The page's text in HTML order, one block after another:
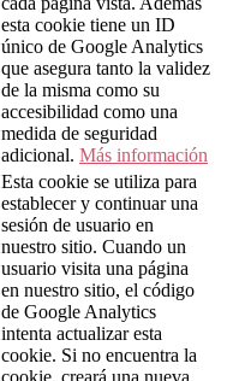
esta cookie tiene un ID
único de Google Analytics
que asegura tanto la validez
de la misma como su
accesibilidad como una
medida de seguridad
adicional. Más información
Esta cookie se utiliza para
establecer y continuar una
sesión de usuario en
nuestro sitio. Cuando un
usuario visita una página
en nuestro sitio, el código
de Google Analytics
intenta actualizar esta
cookie. Si no encuentra la
cookie, creará una nueva.